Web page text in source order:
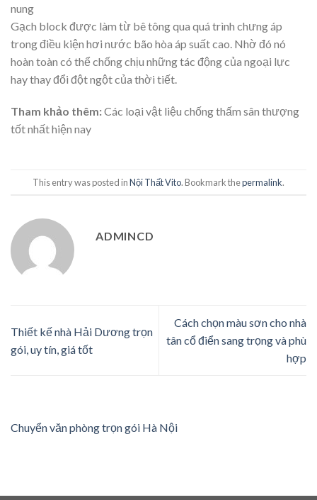
nung
Gạch block được làm từ bê tông qua quá trình chưng áp
trong điều kiện hơi nước bão hòa áp suất cao. Nhờ đó nó
hoàn toàn có thể chống chịu những tác động của ngoại lực
hay thay đổi đột ngột của thời tiết.
Tham khảo thêm:Các loại vật liệu chống thấm sân thượng
tốt nhấthiện nay
This entry was posted inNội Thất Vito. Bookmark thepermalink.
ADMINCD
Thiết kế nhà Hải Dương trọn
gói, uy tín, giá tốt
Cách chọn màu sơn cho nhà
tân cổ điển sang trọng và phù
hợp
Chuyển văn phòng trọn gói Hà Nội